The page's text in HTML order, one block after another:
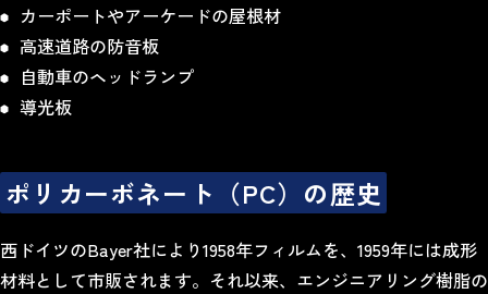
カーポートやアーケードの屋根材
高速道路の防音板
自動車のヘッドランプ
導光板
ポリカーボネート（PC）の歴史
西ドイツのBayer社により1958年フィルムを、1959年には成形
材料として市販されます。それ以来、エンジニアリング樹脂の